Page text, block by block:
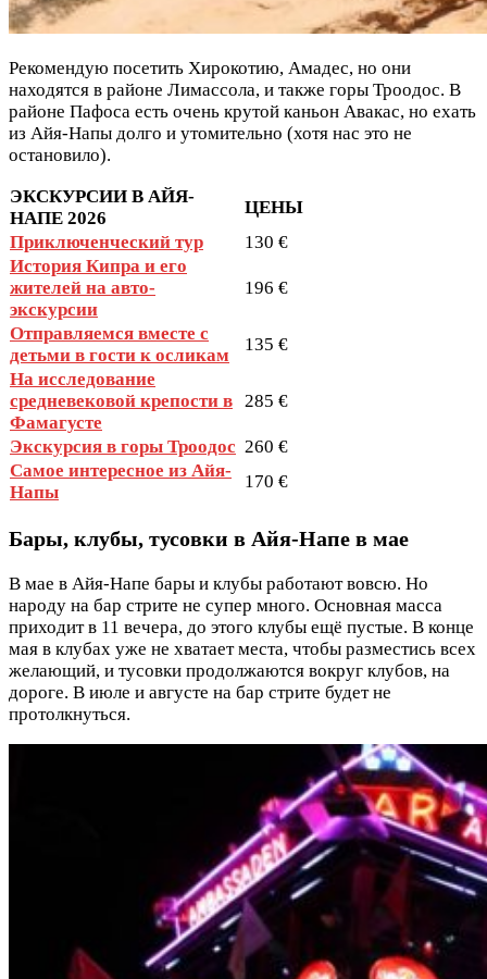
Рекомендую посетить Хирокотию, Амадес, но они
находятся в районе Лимассола, и также горы Троодос. В
районе Пафоса есть очень крутой каньон Авакас, но ехать
из Айя-Напы долго и утомительно (хотя нас это не
остановило).
ЭКСКУРСИИ В АЙЯ-
НАПЕ 2026
ЦЕНЫ
Приключенческий тур
130 €
История Кипра и его
жителей на авто-
экскурсии
196 €
Отправляемся вместе с
детьми в гости к осликам
135 €
На исследование
средневековой крепости в
Фамагусте
285 €
Экскурсия в горы Троодос 260 €
Самое интересное из Айя-
Напы
170 €
Бары, клубы, тусовки в Айя-Напе в мае
В мае в Айя-Напе бары и клубы работают вовсю. Но
народу на бар стрите не супер много. Основная масса
приходит в 11 вечера, до этого клубы ещё пустые. В конце
мая в клубах уже не хватает места, чтобы разместись всех
желающий, и тусовки продолжаются вокруг клубов, на
дороге. В июле и августе на бар стрите будет не
протолкнуться.